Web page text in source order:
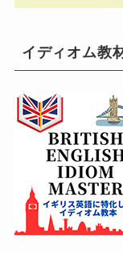
イディオム教